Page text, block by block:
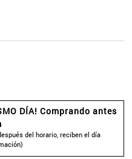
DÍA! Comprando antes
del horario, reciben el día
)